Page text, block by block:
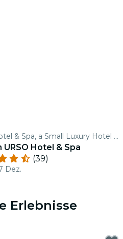
URSO Hotel & Spa, a Small Luxury Hotel of the World
URSO Hotel & Spa
(39)
Dez.
Erlebnisse